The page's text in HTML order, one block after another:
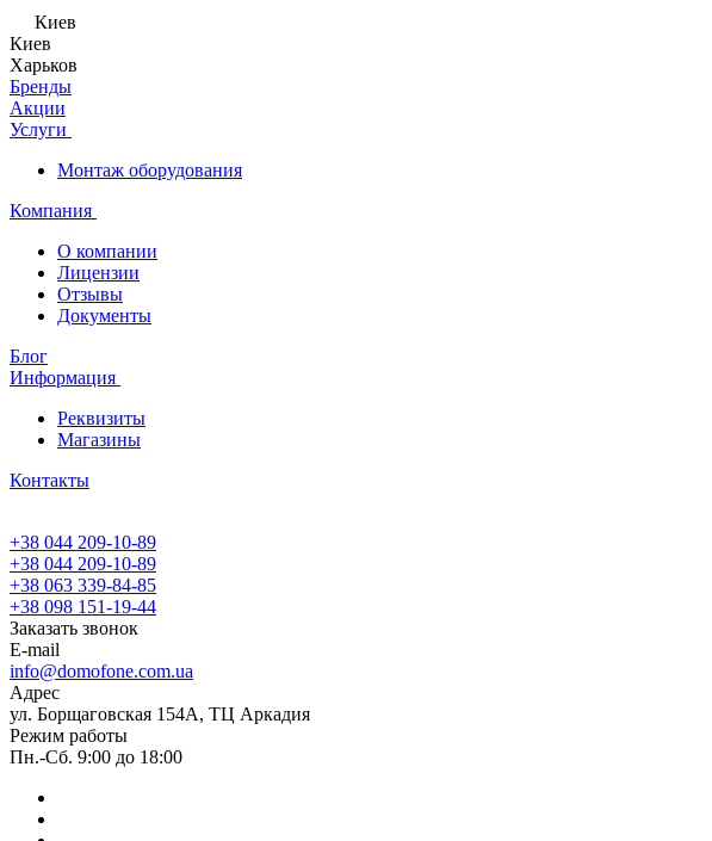
Киев
Киев
Харьков
Бренды
Акции
Услуги
Монтаж оборудования
Компания
О компании
Лицензии
Отзывы
Документы
Блог
Информация
Реквизиты
Магазины
Контакты
+38 044 209-10-89
+38 044 209-10-89
+38 063 339-84-85
+38 098 151-19-44
Заказать звонок
E-mail
info@domofone.com.ua
Адрес
ул. Борщаговская 154А, ТЦ Аркадия
Режим работы
Пн.-Сб. 9:00 до 18:00